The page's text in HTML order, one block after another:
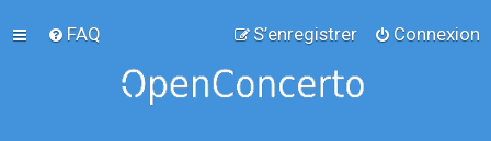
FAQ Connexion
S’enregistrer